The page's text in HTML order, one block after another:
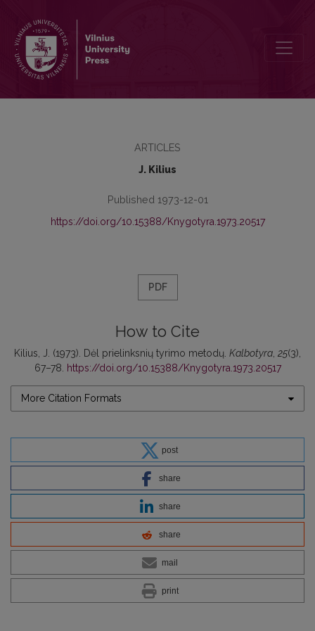
ARTICLES
J. Kilius
Published 1973-12-01
https://doi.org/10.15388/Knygotyra.1973.20517
PDF
How to Cite
Kilius, J. (1973). Dėl prielinksnių tyrimo metodų. Kalbotyra 25(3),
67–78.
https://doi.org/10.15388/Knygotyra.1973.20517
More Citation Formats
post
share
share
share
mail
print